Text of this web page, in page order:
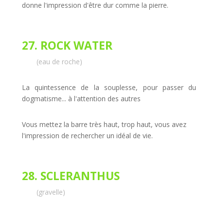
donne l'impression d'être dur comme la pierre.
27. ROCK WATER
(eau de roche)
La quintessence de la souplesse, pour passer du
dogmatisme... à l'attention des autres
Vous mettez la barre très haut, trop haut, vous avez
l'impression de rechercher un idéal de vie.
28. SCLERANTHUS
(gravelle)